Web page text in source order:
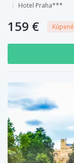
Hotel Praha***
159 € Kúpené